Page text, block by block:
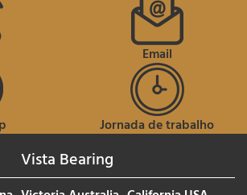
Email
Jornada de trabalho
Vista Bearing